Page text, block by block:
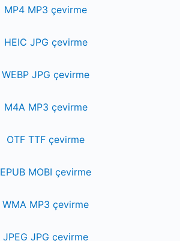
MP4 MP3 çevirme
HEIC JPG çevirme
WEBP JPG çevirme
M4A MP3 çevirme
OTF TTF çevirme
EPUB MOBI çevirme
WMA MP3 çevirme
JPEG JPG çevirme